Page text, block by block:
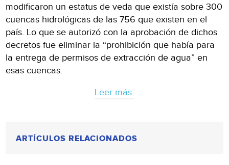
modificaron un estatus de veda que existía sobre 300
cuencas hidrológicas de las 756 que existen en el
país. Lo que se autorizó con la aprobación de dichos
decretos fue eliminar la “prohibición que había para
la entrega de permisos de extracción de agua” en
esas cuencas.
Leer más
ARTÍCULOS RELACIONADOS